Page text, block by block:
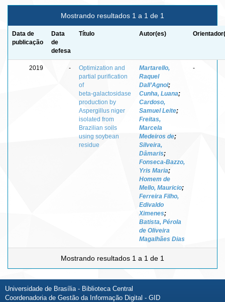
Mostrando resultados 1 a 1 de 1
Data de
publicação
Data
de
defesa
Título Autor(es)
2019 -
Optimization and
partial purification
of
beta‑galactosidase
production by
Aspergillus niger
isolated from
Brazilian soils
using soybean
residue
Martarello,
Raquel
Dall’Agnol;
Cunha, Luana;
Cardoso,
Samuel Leite;
Freitas,
Marcela
Medeiros de;
Silveira,
Dâmaris;
Fonseca‑Bazzo,
Yris Maria;
Homem de
Mello, Mauricio;
Ferreira Filho,
Edivaldo
Ximenes;
Batista, Pérola
de Oliveira
Magalhães Dias
-
Mostrando resultados 1 a 1 de 1
Universidade de Brasília - Biblioteca Central
Coordenadoria de Gestão da Informação Digital - GID